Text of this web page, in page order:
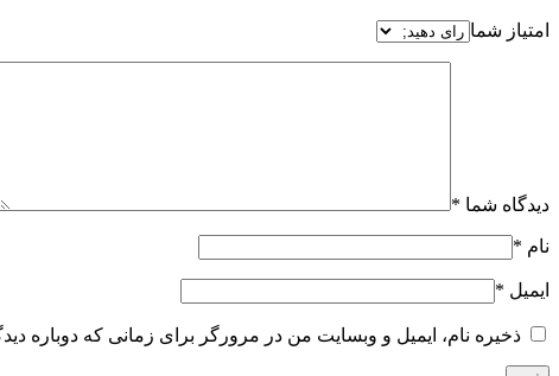
امتیاز شما
دیدگاه شما *
نام *
ایمیل *
ذخیره نام، ایمیل و وبسایت من در مرورگر برای زمانی که دوباره